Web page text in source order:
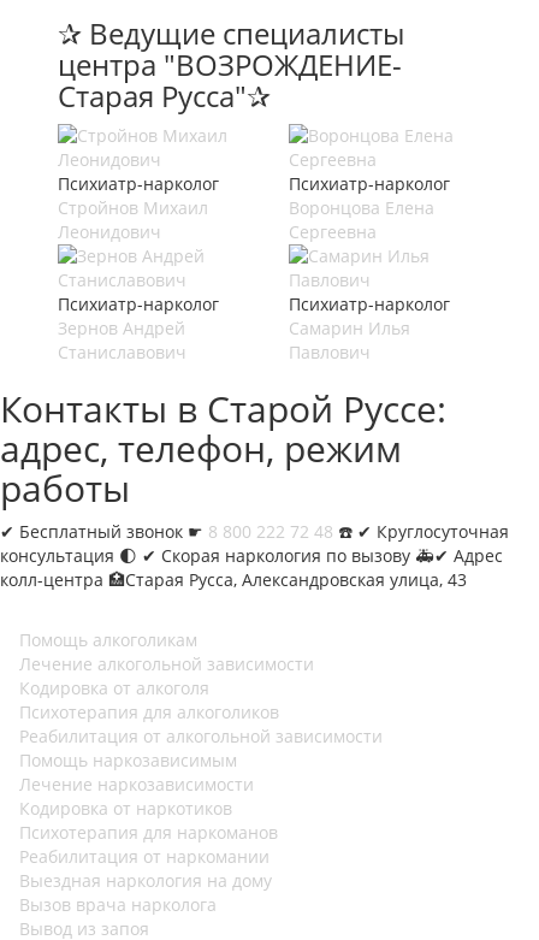
✰ Ведущие специалисты
центра "ВОЗРОЖДЕНИЕ-
Старая Русса"✰
Психиатр-нарколог
Стройнов Михаил
Леонидович
Психиатр-нарколог
Воронцова Елена
Сергеевна
Психиатр-нарколог
Зернов Андрей
Станиславович
Психиатр-нарколог
Самарин Илья
Павлович
Контакты в Старой Руссе:
адрес, телефон, режим
работы
✔︎ Бесплатный звонок ☛ 8 800 222 72 48 ☎️ ✔︎ Круглосуточная
консультация 🌓 ✔︎ Скорая наркология по вызову 🚑✔︎ Адрес
колл-центра 🏥Старая Русса, Александровская улица, 43
Помощь алкоголикам
Лечение алкогольной зависимости
Кодировка от алкоголя
Психотерапия для алкоголиков
Реабилитация от алкогольной зависимости
Помощь наркозависимым
Лечение наркозависимости
Кодировка от наркотиков
Психотерапия для наркоманов
Реабилитация от наркомании
Выездная наркология на дому
Вызов врача нарколога
Вывод из запоя